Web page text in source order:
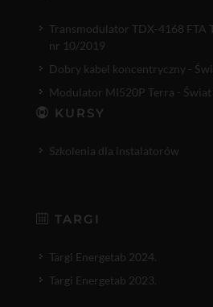
Transmodulator TDX-4168 FTA
nr 10/2019
Dobry kabel koncentryczny -
Modulator MI520P Terra -
KURSY
Szkolenia dla instalatorów
TARGI
Targi Energetab 2024.
Targi Energetab 2023.